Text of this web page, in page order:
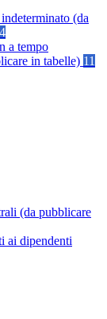
(da
a tempo
in tabelle) 11
(da pubblicare
ai dipendenti